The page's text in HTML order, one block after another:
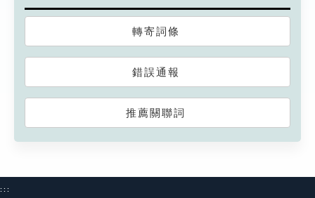
轉寄詞條
錯誤通報
推薦關聯詞
:::